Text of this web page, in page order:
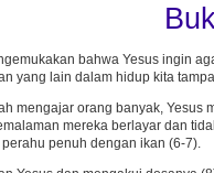
bahwa Yesus ingin
yang lain dalam hidup kita
mengajar orang banyak,
mereka berlayar dan
penuh dengan ikan (6-7).